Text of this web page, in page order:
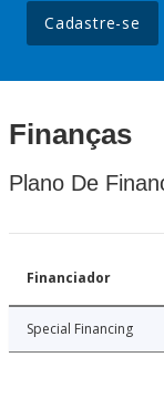
Cadastre-se
Finanças
Plano De
Financiador
Special Financing